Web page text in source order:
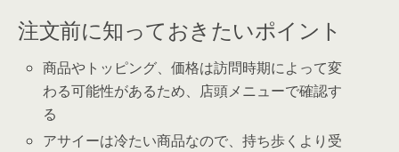
注文前に知っておきたいポイント
商品やトッピング、価格は訪問時期によって変
わる可能性があるため、店頭メニューで確認す
る
アサイーは冷たい商品なので、持ち歩くより受